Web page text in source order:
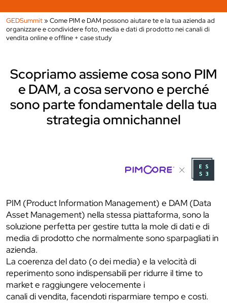
GEDSummit»Come PIM e DAM possono aiutare te e la tua azienda ad
organizzare e condividere foto, media e dati di prodotto nei canali di
vendita online e offline + case study
Scopriamo assieme cosa sono PIM
e DAM, a cosa servono e perché
sono parte fondamentale della tua
strategia omnichannel
PIM (Product Information Management) e DAM (Data
Asset Management) nella stessa piattaforma, sono la
soluzione perfetta per gestire tutta la mole di dati e di
media di prodotto che normalmente sono sparpagliati in
azienda.
La coerenza del dato (o dei media) e la velocità di
reperimento sono indispensabili per ridurre il time to
market e raggiungere velocemente i
canali di vendita, facendoti risparmiare tempo e costi.